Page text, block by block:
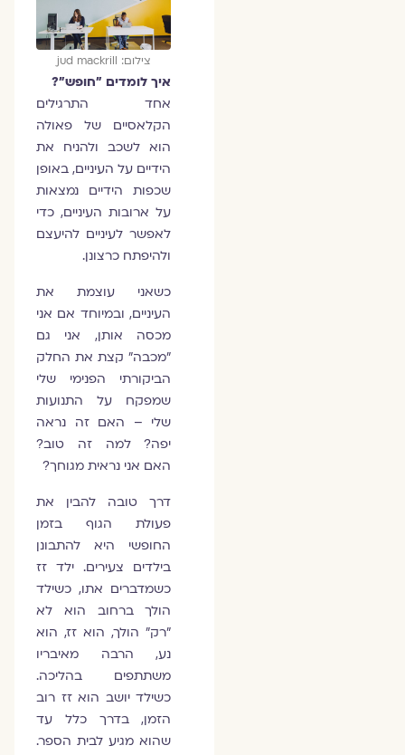
צילום: jud mackrill
איך לומדים "חופש"?
אחד התרגילים
הקלאסיים של פאולה
הוא לשכב ולהניח את
הידיים על העיניים, באופן
שכפות הידיים נמצאות
על ארובות העיניים, כדי
לאפשר לעיניים להיעצם
ולהיפתח כרצונן.
כשאני עוצמת את
העיניים, ובמיוחד אם אני
מכסה אותן, אני גם
"מכבה" קצת את החלק
הביקורתי הפנימי שלי
שמפקח על התנועות
שלי – האם זה נראה
יפה? למה זה טוב?
האם אני נראית מגוחך?
דרך טובה להבין את
פעולת הגוף בזמן
החופשי היא להתבונן
בילדים צעירים. ילד זז
כשמדברים אתו, כשילד
הולך ברחוב הוא לא
"רק" הולך, הוא זז, הוא
נע, הרבה מאיבריו
משתתפים בהליכה.
כשילד יושב הוא זז רוב
הזמן, בדרך כלל עד
שהוא מגיע לבית הספר.